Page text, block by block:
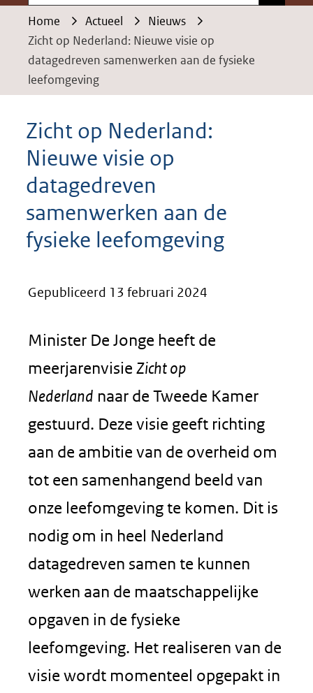
Home Actueel
Nieuws
Zicht op Nederland: Nieuwe visie op
datagedreven samenwerken aan de fysieke
leefomgeving
Zicht op Nederland:
Nieuwe visie op
datagedreven
samenwerken aan de
fysieke leefomgeving
Gepubliceerd 13 februari 2024
Minister De Jonge heeft de
meerjarenvisie Zicht op
Nederland naar de Tweede Kamer
gestuurd. Deze visie geeft richting
aan de ambitie van de overheid om
tot een samenhangend beeld van
onze leefomgeving te komen. Dit is
nodig om in heel Nederland
datagedreven samen te kunnen
werken aan de maatschappelijke
opgaven in de fysieke
leefomgeving. Het realiseren van de
visie wordt momenteel opgepakt in